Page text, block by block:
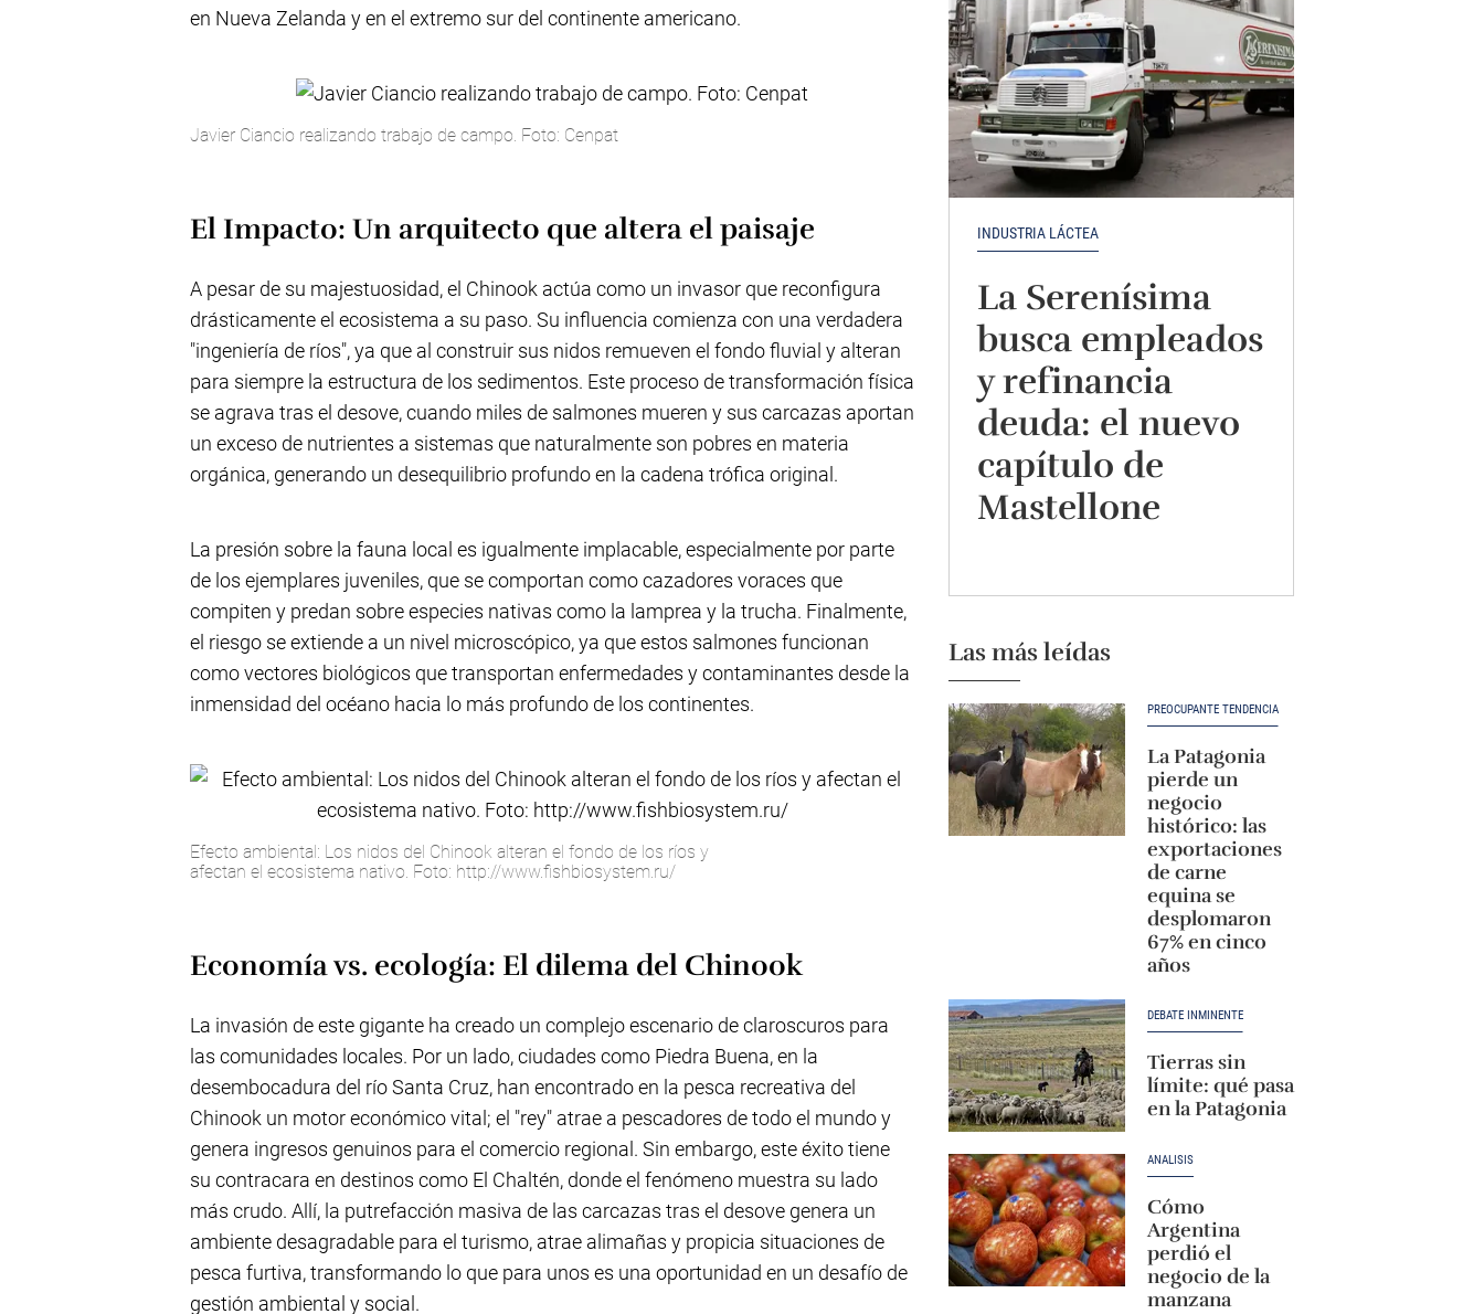
en Nueva Zelanda y en el extremo sur del continente americano.
Javier Ciancio realizando trabajo de campo. Foto: Cenpat
El Impacto: Un arquitecto que altera el paisaje
A pesar de su majestuosidad, el Chinook actúa como un invasor que reconfigura
drásticamente el ecosistema a su paso. Su influencia comienza con una verdadera
"ingeniería de ríos", ya que al construir sus nidos remueven el fondo fluvial y alteran
para siempre la estructura de los sedimentos. Este proceso de transformación física
se agrava tras el desove, cuando miles de salmones mueren y sus carcazas aportan
un exceso de nutrientes a sistemas que naturalmente son pobres en materia
orgánica, generando un desequilibrio profundo en la cadena trófica original.
La presión sobre la fauna local es igualmente implacable, especialmente por parte
de los ejemplares juveniles, que se comportan como cazadores voraces que
compiten y predan sobre especies nativas como la lamprea y la trucha. Finalmente,
el riesgo se extiende a un nivel microscópico, ya que estos salmones funcionan
como vectores biológicos que transportan enfermedades y contaminantes desde la
inmensidad del océano hacia lo más profundo de los continentes.
Efecto ambiental: Los nidos del Chinook alteran el fondo de los ríos y
afectan el ecosistema nativo. Foto: http://www.fishbiosystem.ru/
Economía vs. ecología: El dilema del Chinook
La invasión de este gigante ha creado un complejo escenario de claroscuros para
las comunidades locales. Por un lado, ciudades como Piedra Buena, en la
desembocadura del río Santa Cruz, han encontrado en la pesca recreativa del
Chinook un motor económico vital; el "rey" atrae a pescadores de todo el mundo y
genera ingresos genuinos para el comercio regional. Sin embargo, este éxito tiene
su contracara en destinos como El Chaltén, donde el fenómeno muestra su lado
más crudo. Allí, la putrefacción masiva de las carcazas tras el desove genera un
ambiente desagradable para el turismo, atrae alimañas y propicia situaciones de
pesca furtiva, transformando lo que para unos es una oportunidad en un desafío de
gestión ambiental y social.
INDUSTRIA LÁCTEA
La Serenísima
busca empleados
y refinancia
deuda: el nuevo
capítulo de
Mastellone
Las más leídas
PREOCUPANTE TENDENCIA
La Patagonia
pierde un
negocio
histórico: las
exportaciones
de carne
equina se
desplomaron
67% en cinco
años
DEBATE INMINENTE
Tierras sin
límite: qué pasa
en la Patagonia
ANÁLISIS
Cómo
Argentina
perdió el
negocio de la
manzana